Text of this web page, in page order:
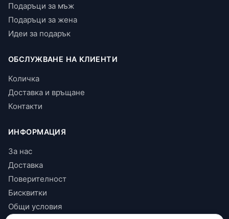
Подаръци за мъж
Подаръци за жена
Идеи за подарък
ОБСЛУЖВАНЕ НА КЛИЕНТИ
Количка
Доставка и връщане
Контакти
ИНФОРМАЦИЯ
За нас
Доставка
Поверителност
Бисквитки
Общи условия